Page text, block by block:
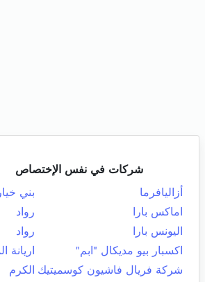
شركات في نفس الإختصاص
أزاليافرما
بني خيار
اماكس بارا
رواد
اليونس بارا
رواد
اكسبار بيو مديكال "ابم"
اريانة
شركة فريال فاشيون كوسميتيك الكرم